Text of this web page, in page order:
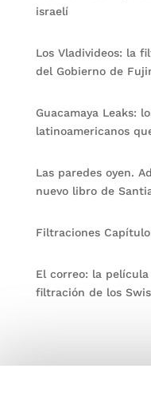
israelí
Los Vladivideos: la
del Gobierno de
Guacamaya Leaks:
latinoamericanos
Las paredes oyen.
nuevo libro de
Filtraciones
El correo: la
filtración de los